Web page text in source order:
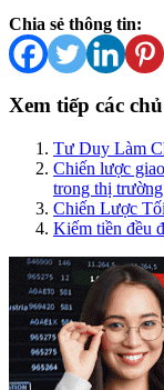
Chia sẻ thông tin:
Xem tiếp các
Tư Duy Làm
Chiến lược
trong thị
Chiến Lược
Kiếm tiền đều